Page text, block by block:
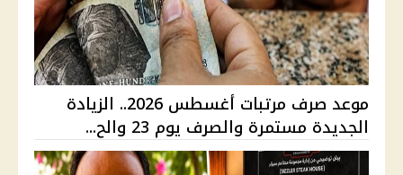
موعد صرف مرتبات أغسطس 2026.. الزيادة
الجديدة مستمرة والصرف يوم 23 والح...